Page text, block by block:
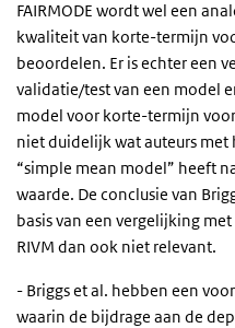
FAIRMODE wordt wel een
kwaliteit van korte-termijn
beoordelen. Er is echter een
validatie/test van een model
model voor korte-termijn
niet duidelijk wat auteurs
“simple mean model” heeft
waarde. De conclusie van
basis van een vergelijking
RIVM dan ook niet relevant.
- Briggs et al. hebben een
waarin de bijdrage aan de